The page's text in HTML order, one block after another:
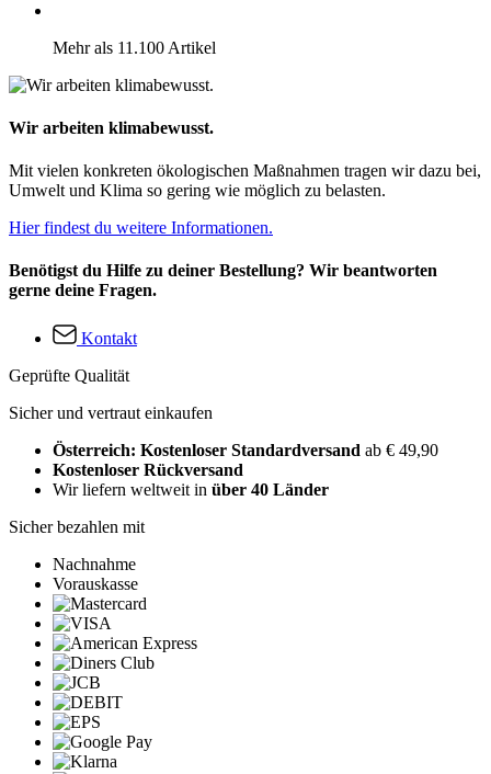
Mehr als 11.100 Artikel
Wir arbeiten klimabewusst.
Mit vielen konkreten ökologischen Maßnahmen tragen wir dazu bei,
Umwelt und Klima so gering wie möglich zu belasten.
Hier findest du weitere Informationen.
Benötigst du Hilfe zu deiner Bestellung? Wir beantworten
gerne deine Fragen.
Kontakt
Geprüfte Qualität
Sicher und vertraut einkaufen
Österreich: Kostenloser Standardversand ab € 49,90
Kostenloser Rückversand
Wir liefern weltweit in über 40 Länder
Sicher bezahlen mit
Nachnahme
Vorauskasse